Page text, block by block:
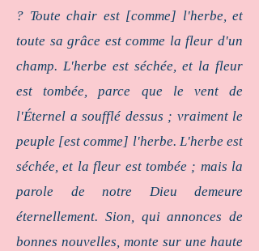
? Toute chair est [comme] l'herbe, et
toute sa grâce est comme la fleur d'un
champ. L'herbe est séchée, et la fleur
est tombée, parce que le vent de
l'Éternel a soufflé dessus ; vraiment le
peuple [est comme] l'herbe. L'herbe est
séchée, et la fleur est tombée ; mais la
parole de notre Dieu demeure
éternellement. Sion, qui annonces de
bonnes nouvelles, monte sur une haute